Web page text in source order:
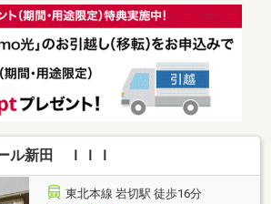
ル新田 ＩＩＩ
東北本線 岩切駅 徒歩16分